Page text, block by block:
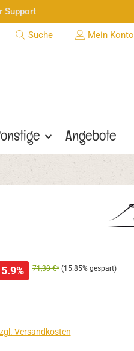
Support
Suche Mein Konto
Angebote
71,30 €* (15.85% gespart)
Versandkosten